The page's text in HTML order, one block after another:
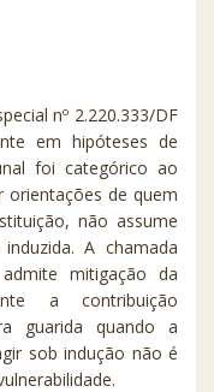
nº 2.220.333/DF
em hipóteses de
foi categórico ao
de quem
não assume
A chamada
mitigação da
a contribuição
guarida quando a
sob indução não é